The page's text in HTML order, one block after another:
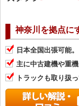
神奈川を拠点に
日本全国出張可能。
主に中古建機や重
トラックも取り扱っ